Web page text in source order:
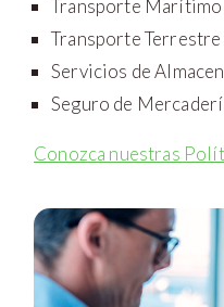
Transporte Marítimo
Transporte Terrestre
Servicios de
Seguro de
Conozca nuestras